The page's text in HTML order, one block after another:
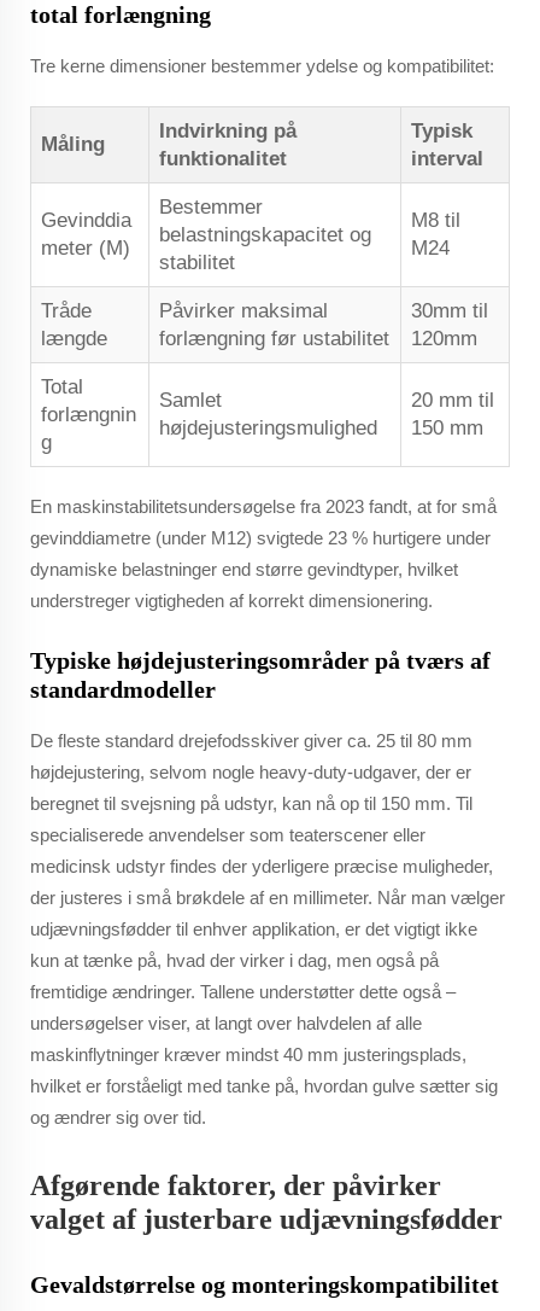
total forlængning
Tre kerne dimensioner bestemmer ydelse og kompatibilitet:
Måling
Indvirkning på
funktionalitet
Typisk
interval
Gevinddia
meter (M)
Bestemmer
belastningskapacitet og
stabilitet
M8 til
M24
Tråde
længde
Påvirker maksimal
forlængning før ustabilitet
30mm til
120mm
Total
forlængnin
g
Samlet
højdejusteringsmulighed
20 mm til
150 mm
En maskinstabilitetsundersøgelse fra 2023 fandt, at for små
gevinddiametre (under M12) svigtede 23 % hurtigere under
dynamiske belastninger end større gevindtyper, hvilket
understreger vigtigheden af korrekt dimensionering.
Typiske højdejusteringsområder på tværs af
standardmodeller
De fleste standard drejefodsskiver giver ca. 25 til 80 mm
højdejustering, selvom nogle heavy-duty-udgaver, der er
beregnet til svejsning på udstyr, kan nå op til 150 mm. Til
specialiserede anvendelser som teaterscener eller
medicinsk udstyr findes der yderligere præcise muligheder,
der justeres i små brøkdele af en millimeter. Når man vælger
udjævningsfødder til enhver applikation, er det vigtigt ikke
kun at tænke på, hvad der virker i dag, men også på
fremtidige ændringer. Tallene understøtter dette også –
undersøgelser viser, at langt over halvdelen af alle
maskinflytninger kræver mindst 40 mm justeringsplads,
hvilket er forståeligt med tanke på, hvordan gulve sætter sig
og ændrer sig over tid.
Afgørende faktorer, der påvirker
valget af justerbare udjævningsfødder
Gevaldstørrelse og monteringskompatibilitet